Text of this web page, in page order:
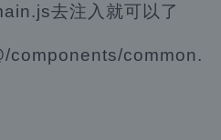
去注入就可以了
components/common.